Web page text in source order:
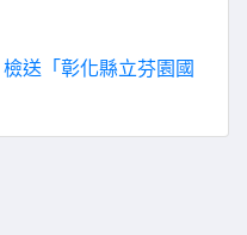
送「彰化縣立芬園國